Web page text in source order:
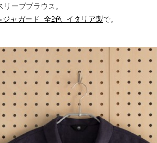
ーブブラウス。
ャガード_全2色_イタリア製で。